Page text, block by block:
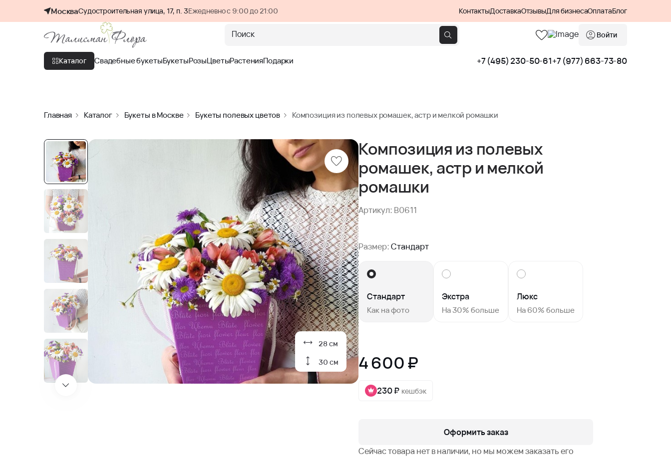
МоскваСудостроительная улица, 17, п. 3Ежедневно с 9:00 до 21:00 КонтактыДоставкаОтзывыДля бизнесаОплатаБлог
Поиск Войти
Каталог Свадебные букетыБукетыРозыЦветыРастенияПодарки +7 (495) 230-50-61+7 (977) 663-73-80
Главная Каталог Букеты в Москве Букеты полевых цветов Композиция из полевых ромашек, астр и мелкой ромашки
28 см
30 см
Композиция из полевых
ромашек, астр и мелкой
ромашки
Артикул: B0611
Размер:Стандарт
Стандарт
Как на фото
Экстра
На 30% больше
Люкс
На 60% больше
4 600 ₽
230 ₽ кешбэк
Оформить заказ
Сейчас товара нет в наличии, но мы можем заказать его